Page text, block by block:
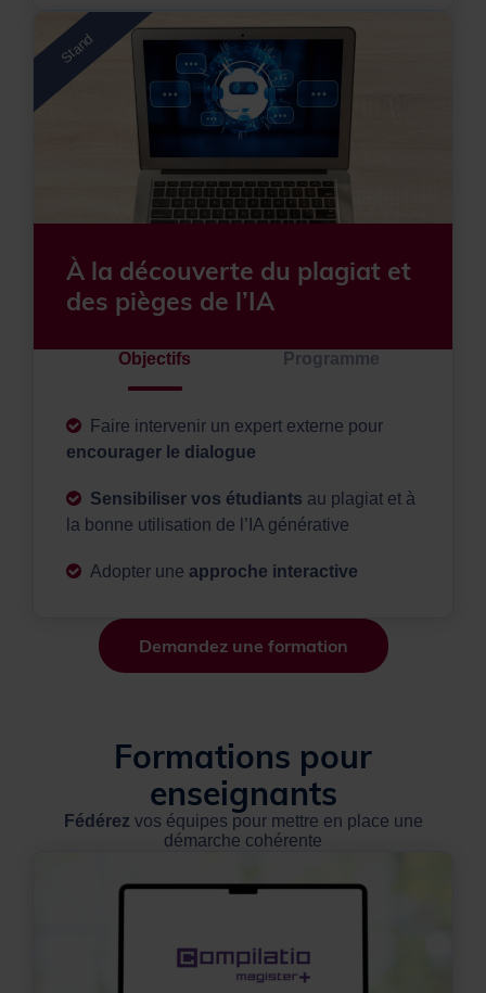
Stand
À la découverte du plagiat et
des pièges de l’IA
Objectifs Programme
Faire intervenir un expert externe pour
encourager le dialogue
Sensibiliser vos étudiants au plagiat et à
la bonne utilisation de l’IA générative
Adopter une approche interactive
Demandez une formation
Formations pour
enseignants
Fédérez vos équipes pour mettre en place une
démarche cohérente